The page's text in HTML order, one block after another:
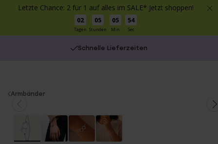
Letzte Chance: 2 für 1 auf alles im SALE* Jetzt shoppen!
02
Tagen
05
Stunden
05
Min
53
Sec
Schnelle Lieferzeiten
You
Armbänder